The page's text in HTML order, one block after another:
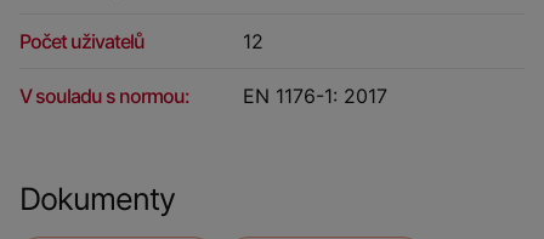
Počet uživatelů 12
V souladu s normou: EN 1176-1: 2017
Dokumenty